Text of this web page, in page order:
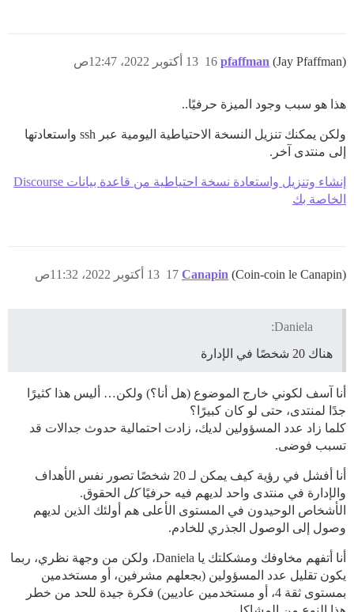
pfaffman (Jay Pfaffman) 13 أكتوبر 2022، 12:47ص 16
هذا هو سبب وجود الميزة حرفيًا..
ولكن يمكنك تنزيل النسخة الاحتياطية اليومية عبر ssh واستعادتها
إلى منتدى آخر.
إنشاء وتنزيل واستعادة نسخة احتياطية من قاعدة بيانات Discourse
الخاصة بك
Canapin (Coin-coin le Canapin) 13 أكتوبر 2022، 11:32ص 17
Daniela:
هناك 20 شخصًا في الإدارة
أنا آسف لكوني خارج الموضوع (هل أنا؟) ولكن… أليس هذا كثيرًا
جدًا لمنتدى، حتى لو كان كبيرًا؟
كلما زاد عدد المسؤولين لديك، زادت احتمالية حدوث جدالات قد
تسبب فوضى.
أنا أفشل في رؤية كيف يمكن لـ 20 شخصًا تصور نفس الأهداف
والإدارة في منتدى واحد لديهم فيه حرفيًاكل الحقوق.
الأشخاص الوحيدون في المستوى الأعلى هم أولئك الذين لديهم
وصول إلى الوصول الجذري للخادم.
أنا أتفهم مخاوفك ومشكلتك يا Daniela، ولكن من وجهة نظري، ربما
يكون تقليل عدد المسؤولين (بجعلهم مشرفين، أو مستخدمين
بمستوى ثقة 4، أو مستخدمين عاديين) فكرة جيدة للحد من خطر